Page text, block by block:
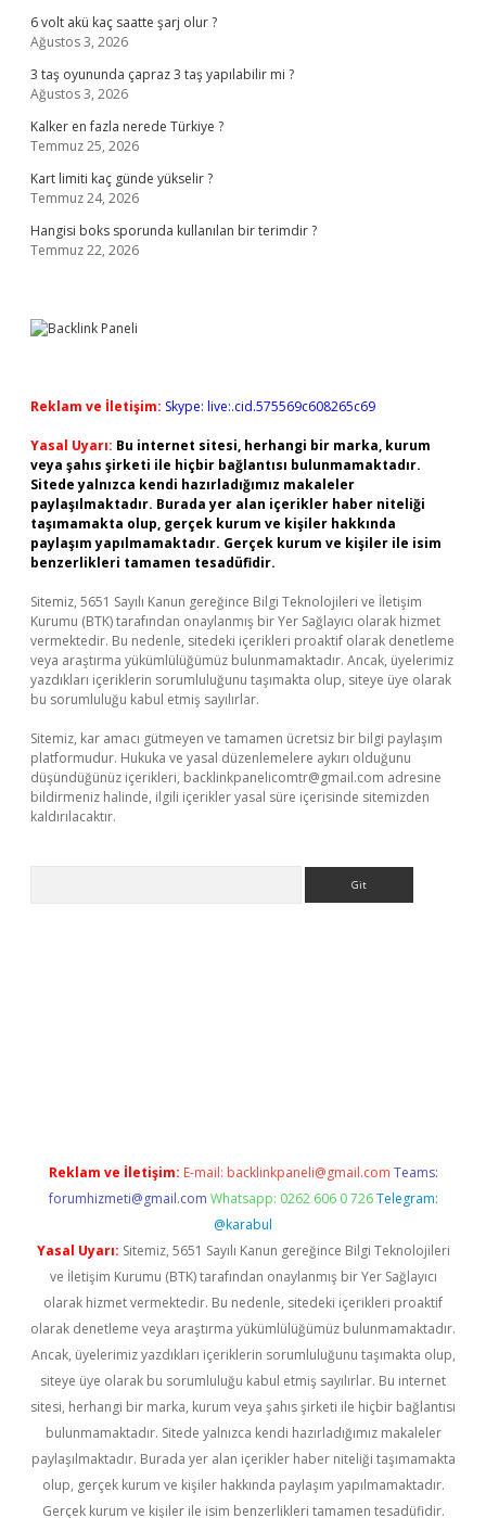
6 volt akü kaç saatte şarj olur ?
Ağustos 3, 2026
3 taş oyununda çapraz 3 taş yapılabilir mi ?
Ağustos 3, 2026
Kalker en fazla nerede Türkiye ?
Temmuz 25, 2026
Kart limiti kaç günde yükselir ?
Temmuz 24, 2026
Hangisi boks sporunda kullanılan bir terimdir ?
Temmuz 22, 2026
Reklam ve İletişim: Skype: live:.cid.575569c608265c69
Yasal Uyarı: Bu internet sitesi, herhangi bir marka, kurum
veya şahıs şirketi ile hiçbir bağlantısı bulunmamaktadır.
Sitede yalnızca kendi hazırladığımız makaleler
paylaşılmaktadır. Burada yer alan içerikler haber niteliği
taşımamakta olup, gerçek kurum ve kişiler hakkında
paylaşım yapılmamaktadır. Gerçek kurum ve kişiler ile isim
benzerlikleri tamamen tesadüfidir.
Sitemiz, 5651 Sayılı Kanun gereğince Bilgi Teknolojileri ve İletişim
Kurumu (BTK) tarafından onaylanmış bir Yer Sağlayıcı olarak hizmet
vermektedir. Bu nedenle, sitedeki içerikleri proaktif olarak denetleme
veya araştırma yükümlülüğümüz bulunmamaktadır. Ancak, üyelerimiz
yazdıkları içeriklerin sorumluluğunu taşımakta olup, siteye üye olarak
bu sorumluluğu kabul etmiş sayılırlar.
Sitemiz, kar amacı gütmeyen ve tamamen ücretsiz bir bilgi paylaşım
platformudur. Hukuka ve yasal düzenlemelere aykırı olduğunu
düşündüğünüz içerikleri, backlinkpanelicomtr@gmail.com adresine
bildirmeniz halinde, ilgili içerikler yasal süre içerisinde sitemizden
kaldırılacaktır.
Reklam ve İletişim: E-mail: backlinkpaneli@gmail.com Teams:
forumhizmeti@gmail.com Whatsapp: 0262 606 0 726 Telegram:
@karabul
Yasal Uyarı: Sitemiz, 5651 Sayılı Kanun gereğince Bilgi Teknolojileri
ve İletişim Kurumu (BTK) tarafından onaylanmış bir Yer Sağlayıcı
olarak hizmet vermektedir. Bu nedenle, sitedeki içerikleri proaktif
olarak denetleme veya araştırma yükümlülüğümüz bulunmamaktadır.
Ancak, üyelerimiz yazdıkları içeriklerin sorumluluğunu taşımakta olup,
siteye üye olarak bu sorumluluğu kabul etmiş sayılırlar. Bu internet
sitesi, herhangi bir marka, kurum veya şahıs şirketi ile hiçbir bağlantısı
bulunmamaktadır. Sitede yalnızca kendi hazırladığımız makaleler
paylaşılmaktadır. Burada yer alan içerikler haber niteliği taşımamakta
olup, gerçek kurum ve kişiler hakkında paylaşım yapılmamaktadır.
Gerçek kurum ve kişiler ile isim benzerlikleri tamamen tesadüfidir.